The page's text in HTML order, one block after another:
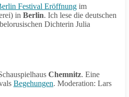
Festival Eröffnung im
in Berlin. Ich lese die deutschen
Dichterin Julia
Chemnitz. Eine
Begehungen. Moderation: Lars